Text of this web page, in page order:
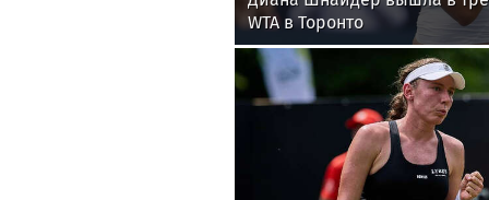
WTA в Торонто